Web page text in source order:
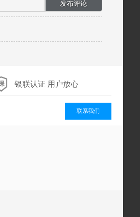
银联认证 用户放心
联系我们